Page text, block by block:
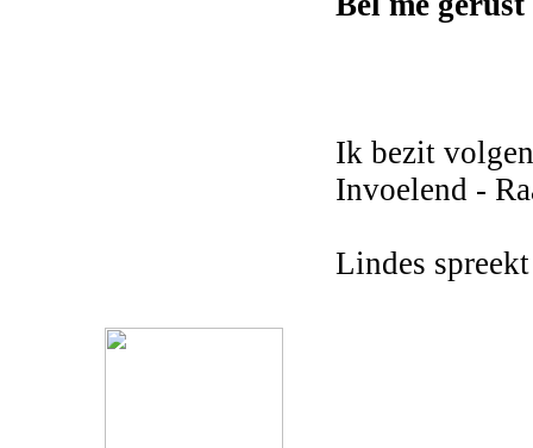
Ik bezit
Invoelend -
Lindes